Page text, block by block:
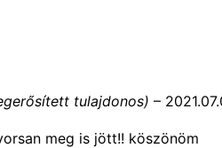
tulajdonos) –
meg is jött!! köszönöm